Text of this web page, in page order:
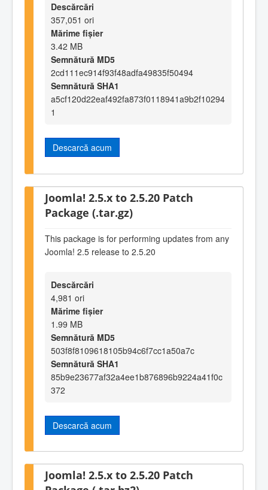
Descărcări
357,051 ori
Mărime fișier
3.42 MB
Semnătură MD5
2cd111ec914f93f48adfa49835f50494
Semnătură SHA1
a5cf120d22eaf492fa873f0118941a9b2f10294
1
Descarcă acum
Joomla! 2.5.x to 2.5.20 Patch
Package (.tar.gz)
This package is for performing updates from any
Joomla! 2.5 release to 2.5.20
Descărcări
4,981 ori
Mărime fișier
1.99 MB
Semnătură MD5
503f8f8109618105b94c6f7cc1a50a7c
Semnătură SHA1
85b9e23677af32a4ee1b876896b9224a41f0c
372
Descarcă acum
Joomla! 2.5.x to 2.5.20 Patch